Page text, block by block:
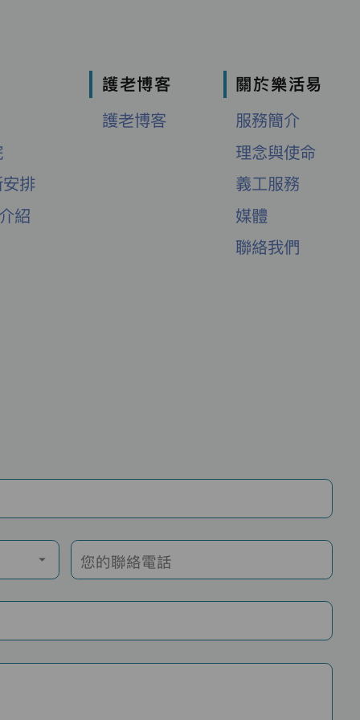
排
紹
護老博客
護老博客
關於樂活易
服務簡介
理念與使命
義工服務
媒體
聯絡我們
您的聯絡電話